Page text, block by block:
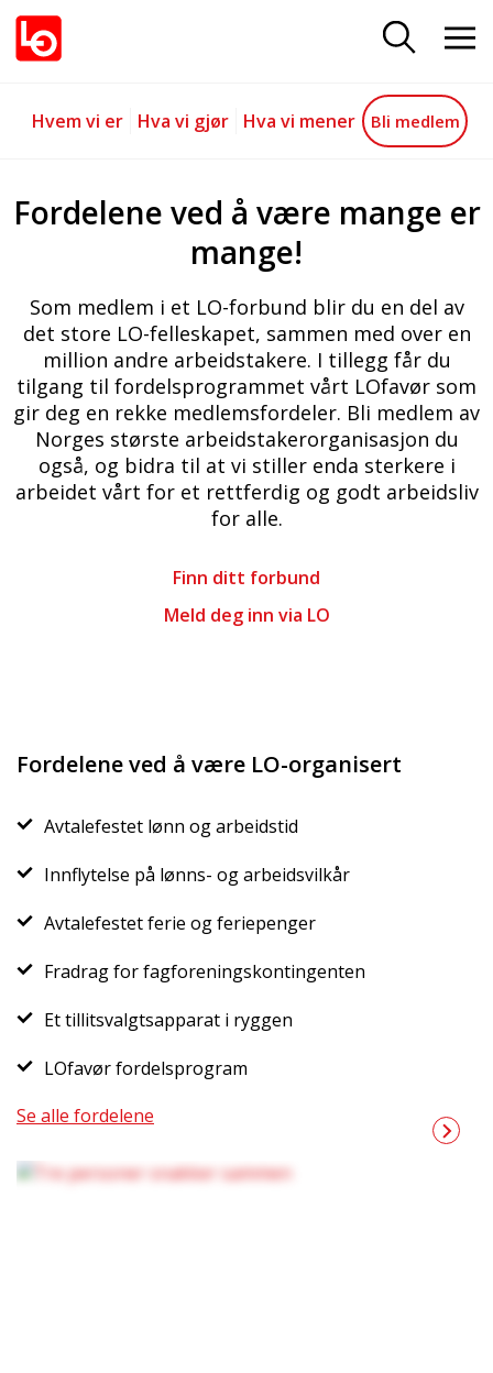
Bli medlem
Gå til hovedinnhold
Gå til navigasjon
Hvem vi er Hva vi gjør Hva vi mener Bli medlem
Fordelene ved å være mange er
mange!
Som medlem i et LO-forbund blir du en del av
det store LO-felleskapet, sammen med over en
million andre arbeidstakere. I tillegg får du
tilgang til fordelsprogrammet vårt LOfavør som
gir deg en rekke medlemsfordeler. Bli medlem av
Norges største arbeidstakerorganisasjon du
også, og bidra til at vi stiller enda sterkere i
arbeidet vårt for et rettferdig og godt arbeidsliv
for alle.
Finn ditt forbund
Meld deg inn via LO
Fordelene ved å være LO-organisert
Avtalefestet lønn og arbeidstid
Innflytelse på lønns- og arbeidsvilkår
Avtalefestet ferie og feriepenger
Fradrag for fagforeningskontingenten
Et tillitsvalgtsapparat i ryggen
LOfavør fordelsprogram
Se alle fordelene